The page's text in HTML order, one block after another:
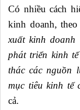
Có nhiều cách
kinh doanh,
xuất kinh
phát triển kinh
thác các nguồn
mục tiêu kinh tế
cả.